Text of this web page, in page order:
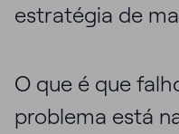
estratégia de
O que é que
problema está